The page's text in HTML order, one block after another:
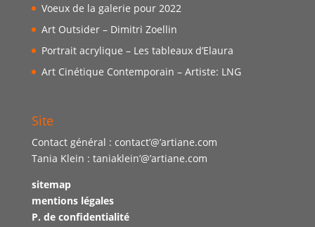
Voeux de la galerie pour 2022
Art Outsider – Dimitri Zoellin
Portrait acrylique – Les tableaux d’Elaura
Art Cinétique Contemporain – Artiste: LNG
Site
Contact général : contact’@’artiane.com
Tania Klein : taniaklein’@’artiane.com
sitemap
mentions légales
P. de confidentialité